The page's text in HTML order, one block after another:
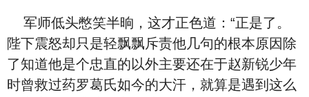
军师低头憋笑半晌，这才正色道：“正是了。
陛下震怒却只是轻飘飘斥责他几句的根本原因除
了知道他是个忠直的以外主要还在于赵新锐少年
时曾救过药罗葛氏如今的大汗，就算是遇到这么